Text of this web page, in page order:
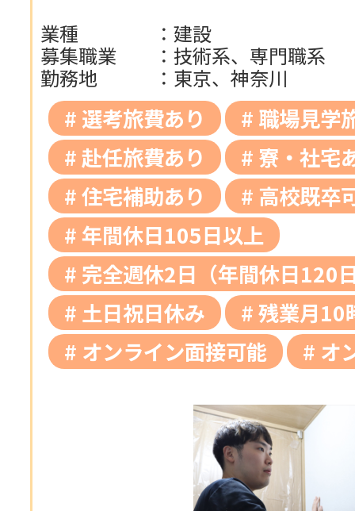
業種 ：建設
募集職業
： 技術系、専門職系
勤務地
： 東京、神奈川
選考旅費あり
職場見学
赴任旅費あり
寮・社宅
住宅補助あり
高校既卒
年間休日105日以上
完全週休2日（年間休日120
土日祝日休み
残業月10
オンライン面接可能
オ